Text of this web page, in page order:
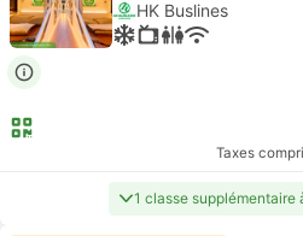
HK Buslines
Taxes
1 classe supplémentaire